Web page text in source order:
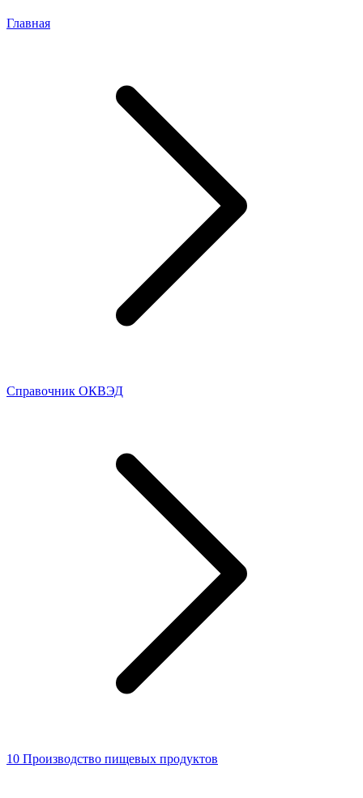
Главная
Справочник ОКВЭД
10 Производство пищевых продуктов